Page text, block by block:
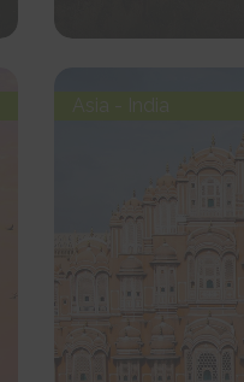
Asia - India